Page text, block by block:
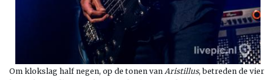
Om klokslag half negen, op de tonen van Aristillus, betreden de vier